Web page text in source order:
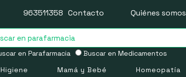
en Parafarmacia Buscar en Medicamentos
963511358 Contacto Quiénes somos
Mamá y Bebé Homeopatía